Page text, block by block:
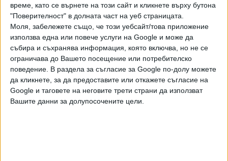
време, като се върнете на този сайт и кликнете върху бутона
"Поверителност" в долната част на уеб страницата.
Моля, забележете също, че този уебсайт/това приложение
използва една или повече услуги на Google и може да
събира и съхранява информация, която включва, но не се
ограничава до Вашето посещение или потребителско
поведение. В раздела за съгласие за Google по-долу можете
да кликнете, за да предоставите или откажете съгласие на
Google и таговете на неговите трети страни да използват
Вашите данни за долупосочените цели.
Двама кандидат-президенти се борят за любовта на
Радев
НАЙ-ЧЕТЕНИ днес